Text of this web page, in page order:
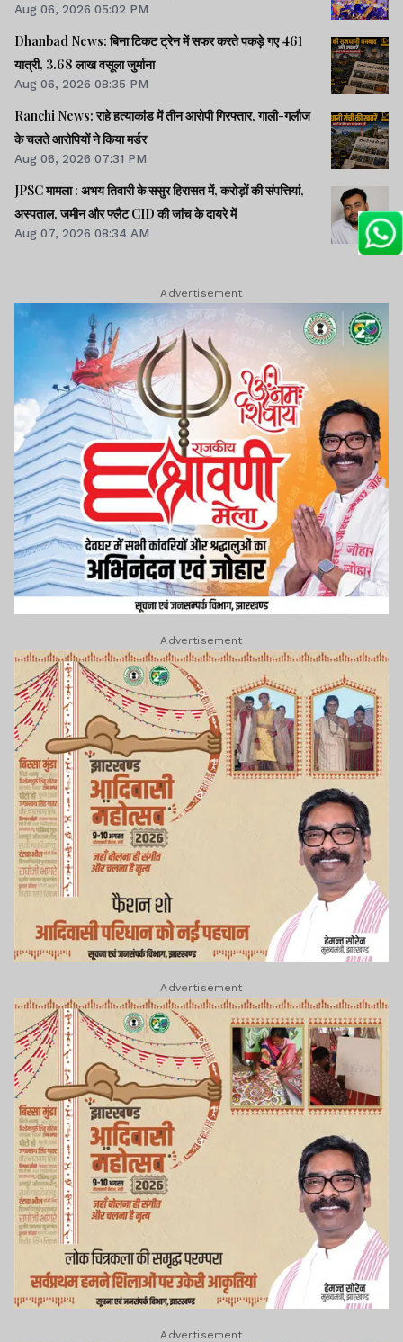
Aug 06, 2026 05:02 PM
Dhanbad News: बिना टिकट ट्रेन में सफर करते पकड़े गए 461
यात्री, 3.68 लाख वसूला जुर्माना
Aug 06, 2026 08:35 PM
Ranchi News: राहे हत्याकांड में तीन आरोपी गिरफ्तार, गाली-गलौज
के चलते आरोपियों ने किया मर्डर
Aug 06, 2026 07:31 PM
JPSC मामला : अभय तिवारी के ससुर हिरासत में, करोड़ों की संपत्तियां,
अस्पताल, जमीन और फ्लैट CID की जांच के दायरे में
Aug 07, 2026 08:34 AM
Advertisement
Advertisement
Advertisement
Advertisement